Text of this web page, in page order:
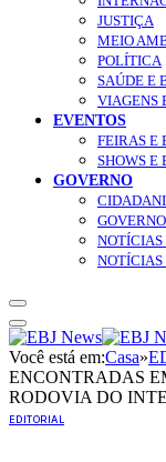
JUSTIÇA
MEIO
POLÍTICA
SAÚDE E
VIAGENS
EVENTOS
FEIRAS E
SHOWS E
GOVERNO
NOTÍCIAS
NOTÍCIAS
Você está em:Casa»
ENCONTRADAS
RODOVIA DO
EDITORIAL